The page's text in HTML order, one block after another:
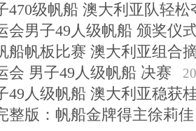
470级帆船 澳大利亚队轻松
会男子49人级帆船 颁奖仪
船帆板比赛 澳大利亚组合
会 男子49人级帆船 决赛
49人级帆船 澳大利亚稳获
整版：帆船金牌得主徐莉佳